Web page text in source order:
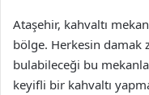
Ataşehir, kahvaltı
bölge. Herkesin damak
bulabileceği bu
keyifli bir kahvaltı